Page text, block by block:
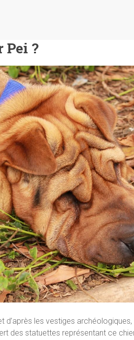
Pei ?
d’après les vestiges
des statuettes représentant ce